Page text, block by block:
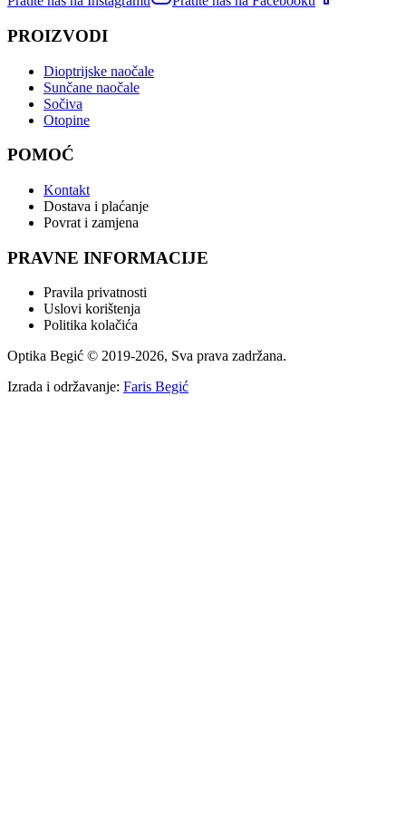
PROIZVODI
Dioptrijske naočale
Sunčane naočale
Sočiva
Otopine
POMOĆ
Kontakt
Dostava i plaćanje
Povrat i zamjena
PRAVNE INFORMACIJE
Pravila privatnosti
Uslovi korištenja
Politika kolačića
Optika Begić © 2019-2026, Sva prava zadržana.
Izrada i održavanje: Faris Begić